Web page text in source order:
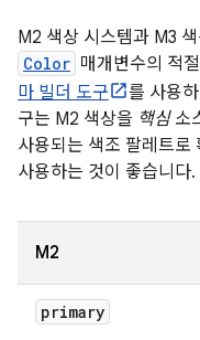
M2 색상 시스템과 M3
Color 매개변수의 적
마 빌더 도구
를 사용
구는 M2 색상을 핵심소
사용되는 색조 팔레트로
사용하는 것이 좋습니다.
M2
primary